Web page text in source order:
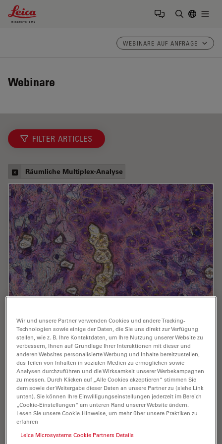
Leica Microsystems Logo
WEBINARE AUF ANFRAGE
Webinare
FILTER ARTICLES
Räumliche Multiplex-Analyse
Advance Disease Research
In this webinar, Dr. Andreas Mund will introduce a
cutting-edge platform that merges Deep Visual
Proteomics (DVP) with AI-powered pathology models,
enabling high-resolution mapping of key regions in…
Oct 16, 2025 Webinar Lasermikrodissektion (LMD)
Wir und unsere Partner verwenden Cookies und andere Tracking-
Technologien sowie einige der Daten, die Sie uns direkt zur Verfügung
stellen, wie z. B. Ihre Kontaktdaten, um Ihre Nutzung unserer Website zu
verbessern, Ihnen auf Grundlage Ihrer Interaktionen mit dieser und
anderen Websites personalisierte Werbung und Inhalte bereitzustellen,
das Teilen von Inhalten in sozialen Medien zu ermöglichen sowie
Analysen durchzuführen und die Wirksamkeit unserer Werbekampagnen
zu messen. Durch Klicken auf „Alle Cookies akzeptieren“ stimmen Sie
dem sowie der Weitergabe dieser Daten an unsere Partner zu (siehe Link
unten). Sie können Ihre Einwilligungseinstellungen jederzeit im Bereich
„Cookie-Einstellungen“ am unteren Rand unserer Website ändern.
Lesen Sie unsere Cookie-Hinweise, um mehr über unsere Praktiken zu
erfahren
Leica Microsystems Cookie Partners Details